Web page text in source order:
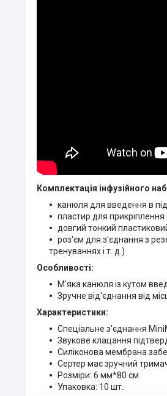
Комплектація інфузійного
канюля для введення в
пластир для прикріплення
довгий тонкий
роз'єм для з'єднання з
тренуваннях і т. д.)
Особливості:
М'яка канюля із кутом
Зручне від'єднання від
Характеристики:
Спеціальне з'єднання
Звукове клацання
Силіконова мембрана
Сертер має зручний
Розміри: 6 мм*80 см
Упаковка: 10 шт.